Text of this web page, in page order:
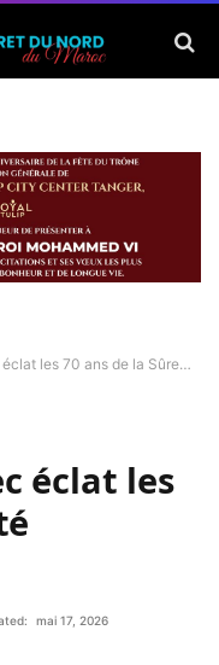
70 ans de la Sûreté nationale
éclat les
mai 17, 2026